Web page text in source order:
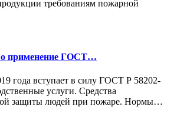
требованиям пожарной
применение ГОСТ…
года вступает в силу ГОСТ Р 58202-
услуги. Средства
защиты людей при пожаре. Нормы…